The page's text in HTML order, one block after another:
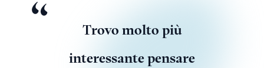
Trovo molto più
interessante pensare